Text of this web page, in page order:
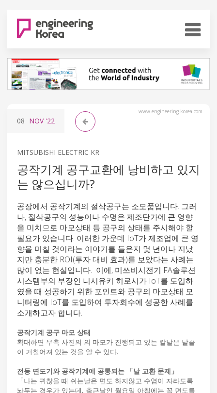
www.engineering-korea.com
08 NOV'22
MITSUBISHI ELECTRIC KR
공작기계 공구교환에 낭비하고 있지
는 않으십니까?
공장에서 공작기계의 절삭공구는 소모품입니다. 그러
나, 절삭공구의 성능이나 수명은 제조단가에 큰 영향
을 미치므로 마모상태 등 공구의 상태를 주시해야 할
필요가 있습니다. 이러한 가운데 IoT가 제조업에 큰 영
향을 미칠 것이라는 이야기를 들은지 몇 년이나 지났
지만 충분한 ROI(투자 대비 효과)를 보았다는 사례는
많이 없는 현실입니다. 이에, 미쓰비시전기 FA솔루션
시스템부의 부장인 니시유키 히로시가 IoT를 도입하
였을 때 성공하기 위한 포인트와 공구의 마모상태 모
니터링에 IoT를 도입하여 투자회수에 성공한 사례를
소개하고자 합니다.
공작기계 공구 마모 상태
확대하면 우측 사진의 의 마모가 진행되고 있는 칼날은 날끝
이 거칠어져 있는 것을 알 수 있다.
전동 면도기와 공작기계에 공통되는 「날 교환 문제」
「나는 귀찮을 때 쉬는날은 면도 하지않고 수염이 자라도록
놔두는 경우가 있는데, 출근날인 월요일 아침에는 꼭 면도를